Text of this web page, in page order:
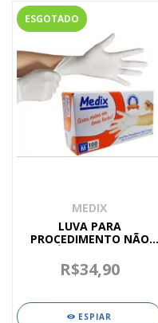
ESGOTADO
MEDIX
LUVA PARA
PROCEDIMENTO NÃO
R$34,90
ESPIAR